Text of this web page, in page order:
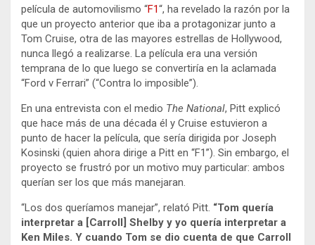
película de automovilismo “F1“, ha revelado la razón por la
que un proyecto anterior que iba a protagonizar junto a
Tom Cruise, otra de las mayores estrellas de Hollywood,
nunca llegó a realizarse. La película era una versión
temprana de lo que luego se convertiría en la aclamada
“Ford v Ferrari” (“Contra lo imposible”).
En una entrevista con el medio The National, Pitt explicó
que hace más de una década él y Cruise estuvieron a
punto de hacer la película, que sería dirigida por Joseph
Kosinski (quien ahora dirige a Pitt en “F1”). Sin embargo, el
proyecto se frustró por un motivo muy particular: ambos
querían ser los que más manejaran.
“Los dos queríamos manejar”, relató Pitt. “Tom quería
interpretar a [Carroll] Shelby y yo quería interpretar a
Ken Miles. Y cuando Tom se dio cuenta de que Carroll